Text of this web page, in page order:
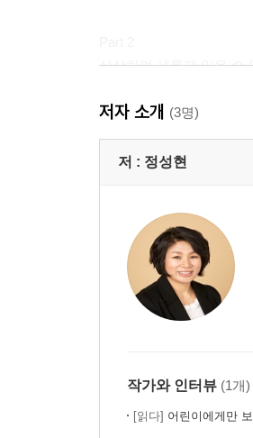
상상하며 새롭게 읽을 수
태양 곁으로 날아간 이카
상처, 우리모두 상처를 가
잃어버린 나를 찾는 방법
인간다움, 주체적인 삶,
우리 주변을 둘러싼 다
함께 살지만 모든 짐을
우울, 새롭게 인식하기 103
함께 나아간다는 것 107
우화로 세상 읽기 129
저자 소개 (3명)
저 : 정성현
작가와 인터뷰 (1개)
[읽다] 어린이에게만